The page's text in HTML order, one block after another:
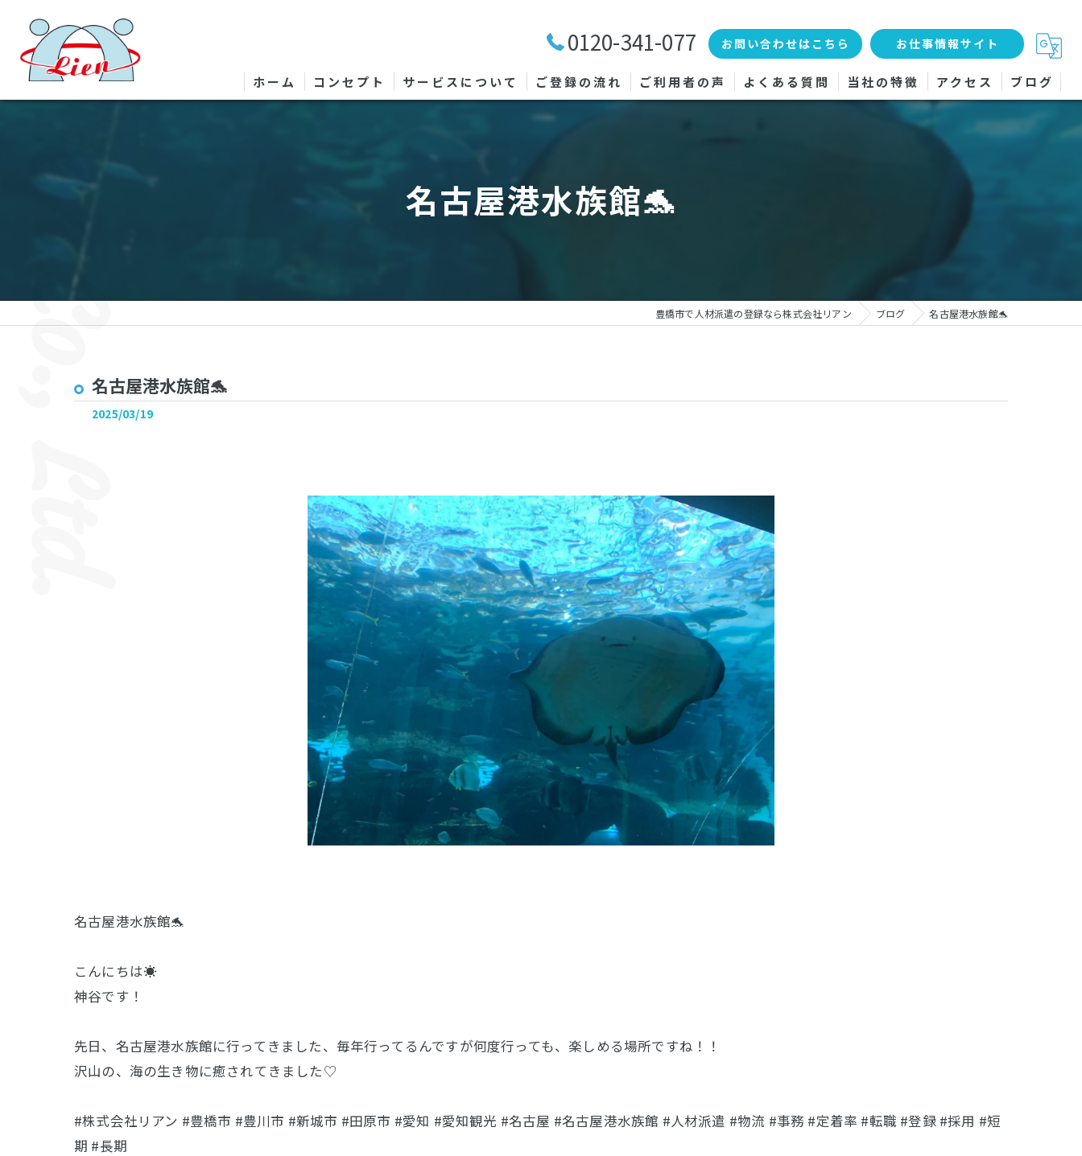
0120-341-077 お問い合わせはこちら お仕事情報サイト
ホーム コンセプト サービスについて ご登録の流れ ご利用者の声 よくある質問 当社の特徴 アクセス ブログ
名古屋港水族館🐬
豊橋市で人材派遣の登録なら株式会社リアン ブログ 名古屋港水族館🐬
名古屋港水族館🐬
2025/03/19
名古屋港水族館🐬
こんにちは☀️
神谷です！
先日、名古屋港水族館に行ってきました、毎年行ってるんですが何度行っても、楽しめる場所ですね！！
沢山の、海の生き物に癒されてきました♡
#株式会社リアン #豊橋市 #豊川市 #新城市 #田原市 #愛知 #愛知観光 #名古屋 #名古屋港水族館 #人材派遣 #物流 #事務 #定着率 #転職 #登録 #採用 #短
期 #長期